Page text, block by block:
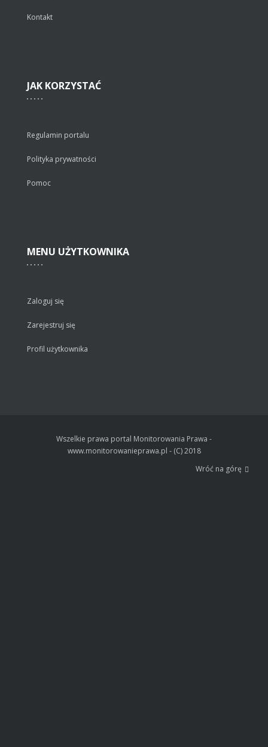
Kontakt
JAK KORZYSTAĆ
Regulamin portalu
Polityka prywatności
Pomoc
MENU UŻYTKOWNIKA
Zaloguj się
Zarejestruj się
Profil użytkownika
Wszelkie prawa portal Monitorowania Prawa -
www.monitorowanieprawa.pl - (C) 2018
Wróć na górę